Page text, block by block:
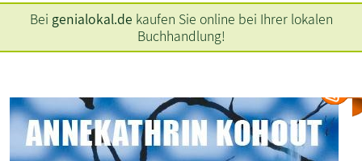
Bei genialokal.de kaufen Sie online bei Ihrer lokalen
Buchhandlung!